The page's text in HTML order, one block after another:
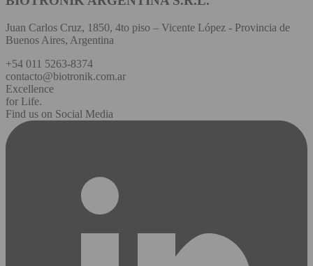
Juan Carlos Cruz, 1850, 4to piso – Vicente López - Provincia de
Buenos Aires, Argentina
+54 011 5263-8374
contacto@biotronik.com.ar
Excellence
for Life.
Find us on Social Media